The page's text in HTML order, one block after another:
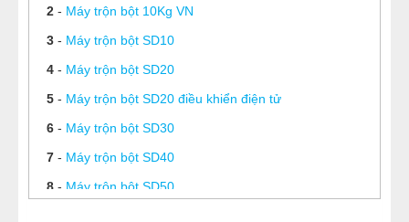
2- Máy trộn bột 10Kg VN
3- Máy trộn bột SD10
4- Máy trộn bột SD20
5- Máy trộn bột SD20 điều khiển điện tử
6- Máy trộn bột SD30
7- Máy trộn bột SD40
8- Máy trộn bột SD50